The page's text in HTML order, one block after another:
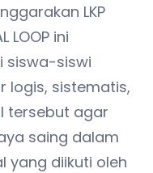
LKP
LOOP ini
siswa-siswi
logis, sistematis,
tersebut agar
saing dalam
yang diikuti oleh